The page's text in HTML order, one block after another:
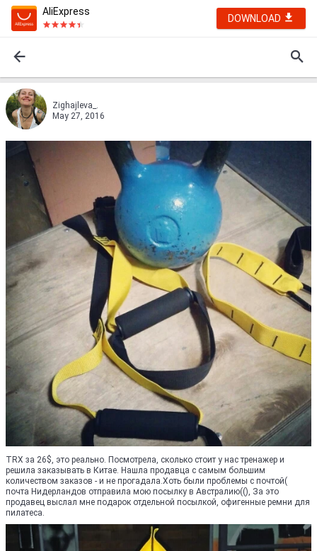
AliExpress
DOWNLOAD
Zighajleva_.
May 27, 2016
TRX за 26$, это реально. Посмотрела, сколько стоит у нас тренажер и
решила заказывать в Китае. Нашла продавца с самым большим
количеством заказов - и не прогадала.Хоть были проблемы с почтой(
почта Нидерландов отправила мою посылку в Австралию((), За это
продавец выслал мне подарок отдельной посылкой, офигенные ремни для
пилатеса.